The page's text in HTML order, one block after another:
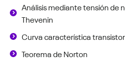
Análisis mediante tensión de
Thevenin
Curva característica transistor
Teorema de Norton